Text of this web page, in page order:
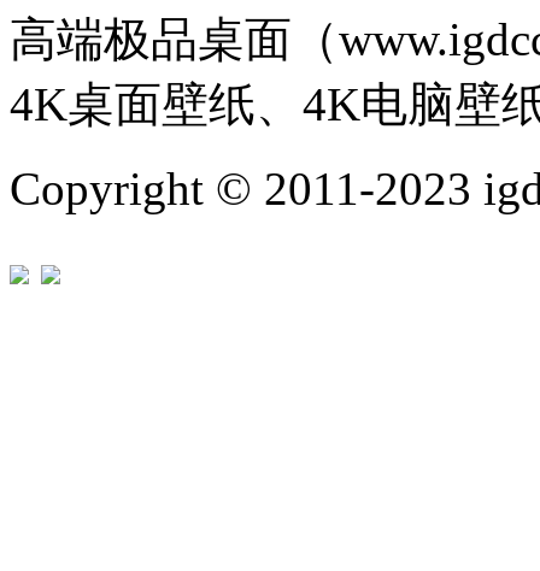
高端极品桌面（
4K桌面壁纸、4K电脑壁
Copyright © 2011-2023